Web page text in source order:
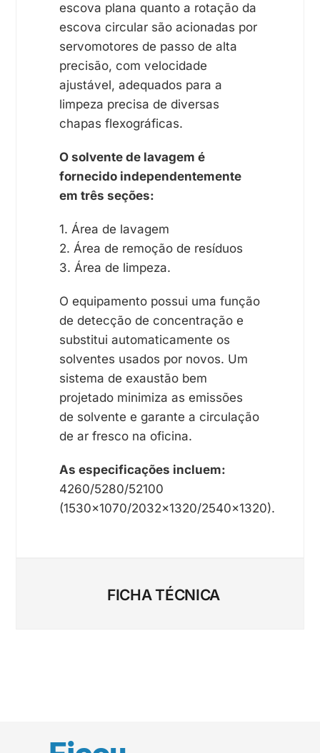
escova plana quanto a rotação da
escova circular são acionadas por
servomotores de passo de alta
precisão, com velocidade
ajustável, adequados para a
limpeza precisa de diversas
chapas flexográficas.
O solvente de lavagem é
fornecido independentemente
em três seções:
1. Área de lavagem
2. Área de remoção de resíduos
3. Área de limpeza.
O equipamento possui uma função
de detecção de concentração e
substitui automaticamente os
solventes usados ​​por novos. Um
sistema de exaustão bem
projetado minimiza as emissões
de solvente e garante a circulação
de ar fresco na oficina.
As especificações incluem:
4260/5280/52100
(1530×1070/2032×1320/2540×1320).
FICHA TÉCNICA